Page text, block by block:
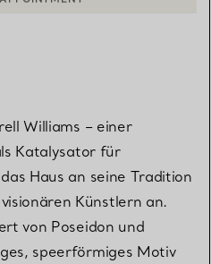
Williams – einer
Katalysator für
Haus an seine Tradition
Künstlern an.
von Poseidon und
speerförmiges Motiv